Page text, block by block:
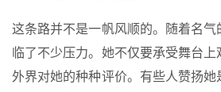
这条路并不是一帆风顺的。随着名
临了不少压力。她不仅要承受舞台
外界对她的种种评价。有些人赞扬